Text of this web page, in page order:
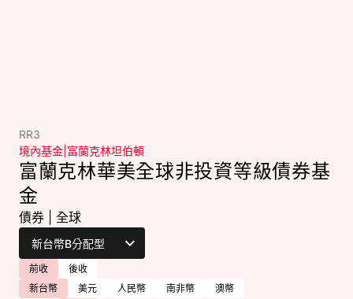
RR3
境內基金 富蘭克林坦伯頓
富蘭克林華美全球非投資等級債券基
金
債券 全球
前收
後收
新台幣
美元 人民幣 南非幣
澳幣